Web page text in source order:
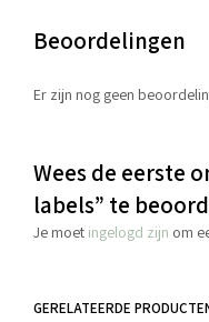
Beoordelingen
Er zijn nog geen
Wees de eerste
labels” te
Je moet ingelogd zijn om
GERELATEERDE